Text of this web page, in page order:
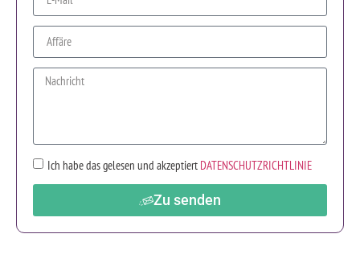
Ich habe das gelesen und akzeptiert DATENSCHUTZRICHTLINIE
Zu senden